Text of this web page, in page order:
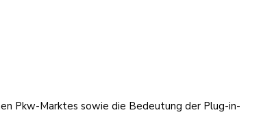
Pkw-Marktes sowie die Bedeutung der Plug-in-